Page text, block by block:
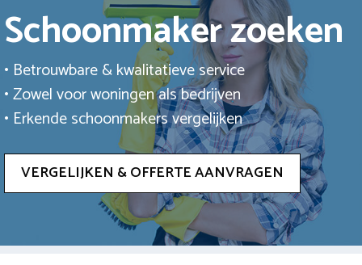
Schoonmaker zoeken
• Betrouwbare & kwalitatieve service
• Zowel voor woningen als bedrijven
• Erkende schoonmakers vergelijken
VERGELIJKEN & OFFERTE AANVRAGEN